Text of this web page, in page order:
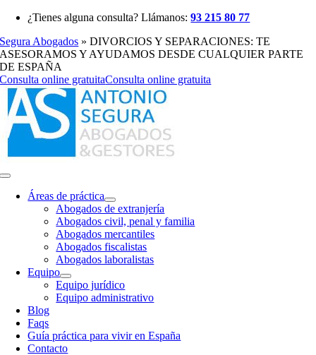
Saltar
contenido
¿Tienes alguna consulta? Llámanos:93 215 80 77
Segura Abogados »DIVORCIOS Y SEPARACIONES: TE
ASESORAMOS Y AYUDAMOS DESDE CUALQUIER PARTE
DE ESPAÑA
Consulta online gratuitaConsulta online gratuita
Toggle
NavigationÁreas de práctica
Abogados de extranjería
Abogados civil, penal y familia
Abogados mercantiles
Abogados fiscalistas
Abogados laboralistas
Equipo
Equipo jurídico
Equipo administrativo
Blog
Faqs
Guía práctica para vivir en España
Contacto